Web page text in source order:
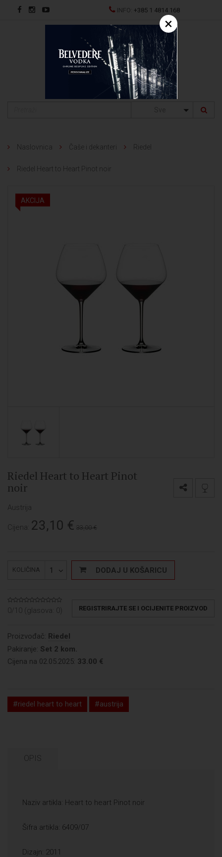
INFO:+385 1 4814 168
EN
Naslovnica Čaše i dekanteri Riedel
Riedel Heart to Heart Pinot noir
AKCIJA
Riedel Heart to Heart Pinot
noir
Austrija
Cijena: 23,10 € 33,00 €
KOLIČINA 1 DODAJ U KOŠARICU
0/10 (glasova: 0) REGISTRIRAJTE SE I OCIJENITE PROIZVOD
Proizvođač: Riedel
Pakiranje: Set 2 kom.
Cijena na 02.05.2025: 33.00 €
#riedel heart to heart #austrija
OPIS
Naziv artikla: Heart to heart Pinot noir
Šifra artikla: 6409/07
Dizajn: 2011
×